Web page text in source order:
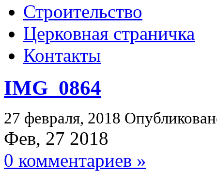
Строительство
Церковная страничка
Контакты
IMG_0864
27 февраля, 2018
Фев, 27 2018
0 комментариев »